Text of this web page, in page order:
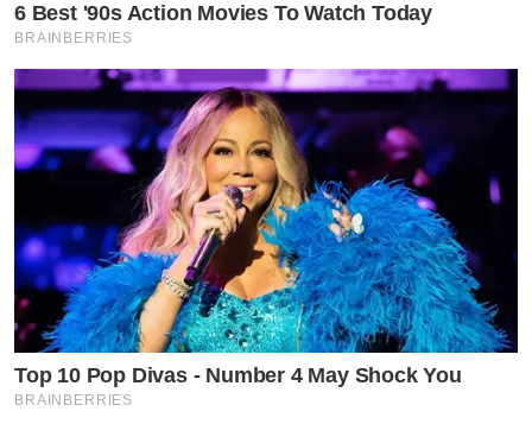
6 Best '90s Action Movies To Watch Today
BRAINBERRIES
Top 10 Pop Divas - Number 4 May Shock You
BRAINBERRIES